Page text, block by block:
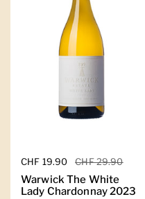
Regulärer Preis
CHF 19.90 Sale-Preis
CHF 29.90
Warwick The White
Lady Chardonnay 2023